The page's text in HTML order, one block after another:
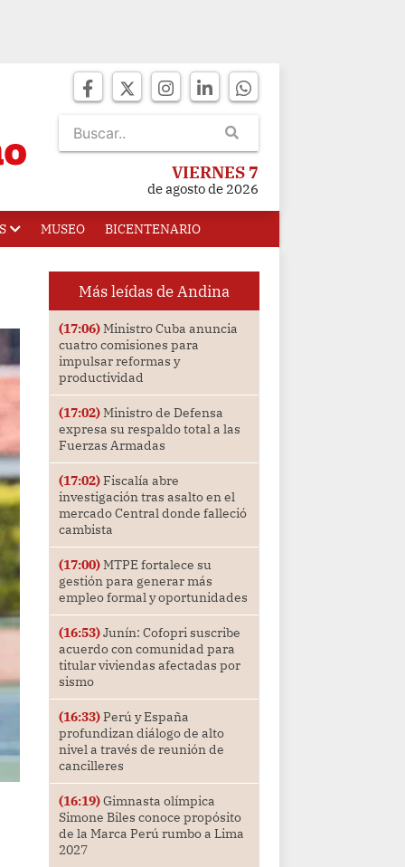
VIERNES 7
de agosto de 2026
MUSEO BICENTENARIO
Más leídas de Andina
(17:06)Ministro Cuba anuncia
cuatro comisiones para
impulsar reformas y
productividad
(17:02)Ministro de Defensa
expresa su respaldo total a las
Fuerzas Armadas
(17:02)Fiscalía abre
investigación tras asalto en el
mercado Central donde falleció
cambista
(17:00)MTPE fortalece su
gestión para generar más
empleo formal y oportunidades
(16:53)Junín: Cofopri suscribe
acuerdo con comunidad para
titular viviendas afectadas por
sismo
(16:33)Perú y España
profundizan diálogo de alto
nivel a través de reunión de
cancilleres
(16:19)Gimnasta olímpica
Simone Biles conoce propósito
de la Marca Perú rumbo a Lima
2027